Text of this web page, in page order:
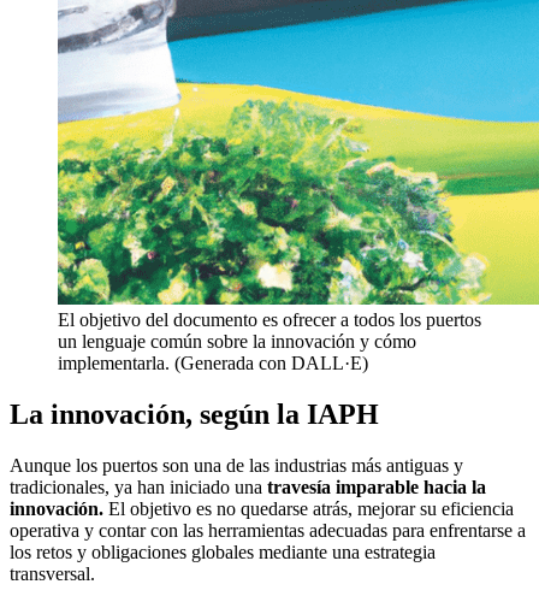
El objetivo del documento es ofrecer a todos los puertos
un lenguaje común sobre la innovación y cómo
implementarla. (Generada con DALL·E)
La innovación, según la IAPH
Aunque los puertos son una de las industrias más antiguas y
tradicionales, ya han iniciado una travesía imparable hacia la
innovación. El objetivo es no quedarse atrás, mejorar su eficiencia
operativa y contar con las herramientas adecuadas para enfrentarse a
los retos y obligaciones globales mediante una estrategia
transversal.